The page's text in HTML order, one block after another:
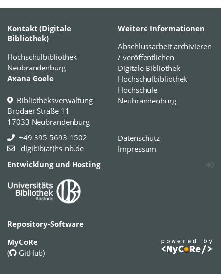
Kontakt (Digitale
Bibliothek)
Hochschulbibliothek
Neubrandenburg
Axana Goele
Bibliotheksverwaltung
Brodaer Straße 11
17033 Neubrandenburg
+49 395 5693-1502
digibib(at)hs-nb.de
Weitere Informationen
Abschlussarbeit archivieren
/ veröffentlichen
Digitale Bibliothek
Hochschulbibliothek
Hochschule
Neubrandenburg
Datenschutz
Impressum
Entwicklung und Hosting
Repository-Software
MyCoRe
(
GitHub)